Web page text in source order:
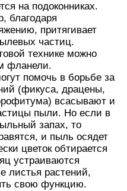
на подоконниках.
благодаря
притягивает
частиц.
технике можно
фланели.
помочь в борьбе за
(фикуса, драцены,
всасывают и
пыли. Но если в
запах, то
и пыль осядет
цветок обтирается
устраиваются
листья растений,
свою функцию.